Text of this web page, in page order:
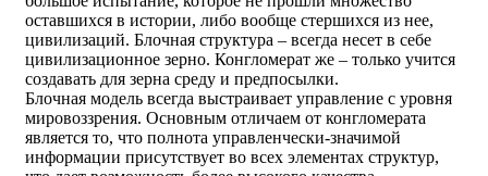
оставшихся в истории, либо вообще стершихся из нее,
цивилизаций. Блочная структура – всегда несет в себе
цивилизационное зерно. Конгломерат же – только учится
создавать для зерна среду и предпосылки.
Блочная модель всегда выстраивает управление с уровня
мировоззрения. Основным отличаем от конгломерата
является то, что полнота управленчески-значимой
информации присутствует во всех элементах структур,